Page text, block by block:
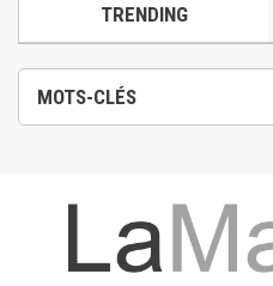
TRENDING
MOTS-CLÉS